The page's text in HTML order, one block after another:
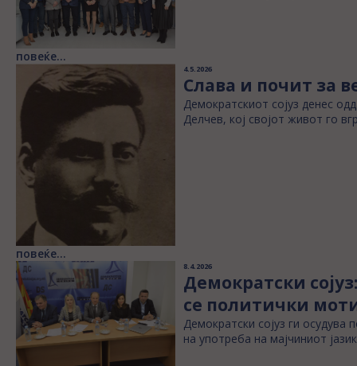
повеќе...
4.5.2026
Слава и почит за
Демократскиот сојуз денес
Делчев, кој својот живот го
повеќе...
8.4.2026
Демократски
се политички
Демократски сојуз ги
на употреба на мајчиниот